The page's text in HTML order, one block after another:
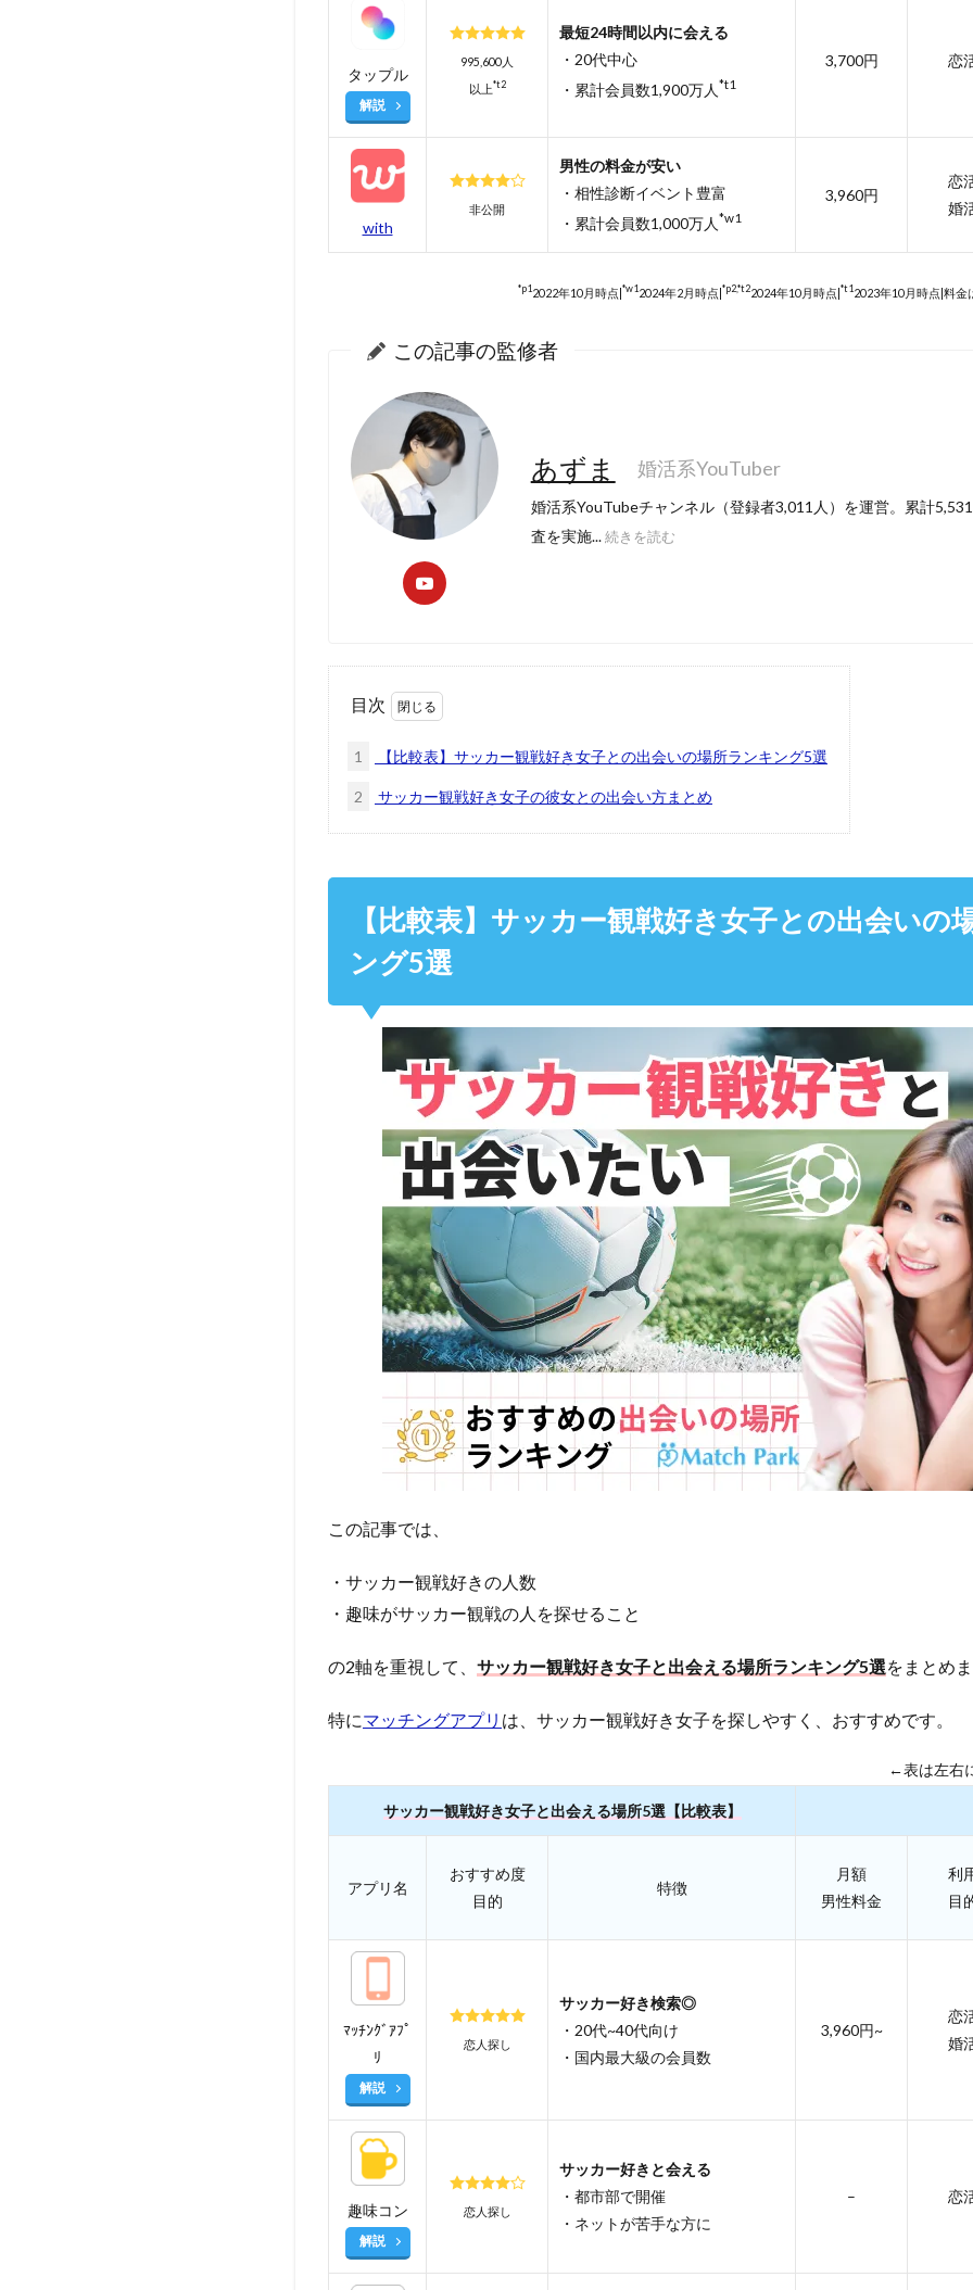
タップル
解説
995,600人
以上*t2
最短24時間以内に会える
・20代中心
・累計会員数1,900万人 *t1
3,700円 恋
with
非公開
男性の料金が安い
・相性診断イベント豊富
・累計会員数1,000万人 *w1
3,960円
恋
婚
*p12022年10月時点| *w12024年2月時点| *p2,*t22024年10月時点| *t12023年10月時点|料金
この記事の監修者
あずま 婚活系YouTuber
婚活系YouTubeチャンネル（登録者3,011人）を運営。累計
査を実施... 続きを読む
目次
1 【比較表】サッカー観戦好き女子との出会いの場所ランキング5選
2 サッカー観戦好き女子の彼女との出会い方まとめ
【比較表】サッカー観戦好き女子との出会いの
ング5選
この記事では、
・サッカー観戦好きの人数
・趣味がサッカー観戦の人を探せること
の2軸を重視して、 サッカー観戦好き女子と出会える場所ランキング5選をまとめま
特にマッチングアプリ は、サッカー観戦好き女子を探しやすく、おすすめです。
←表は左右
サッカー観戦好き女子と出会える場所5選【比較表】
アプリ名
おすすめ度
目的
特徴
月額
男性料金
利
目
ﾏｯﾁﾝｸﾞｱﾌﾟ
ﾘ
解説
恋人探し
サッカー好き検索◎
・20代~40代向け
・国内最大級の会員数
3,960円~
恋
婚
趣味コン
解説
恋人探し
サッカー好きと会える
・都市部で開催
・ネットが苦手な方に
– 恋